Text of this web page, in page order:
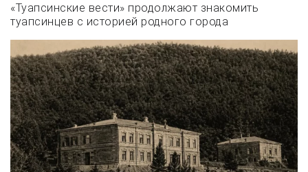
«Туапсинские вести» продолжают знакомить
туапсинцев с историей родного города